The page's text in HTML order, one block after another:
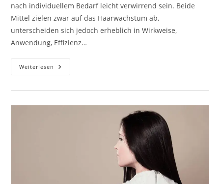
nach individuellem Bedarf leicht verwirrend sein. Beide
Mittel zielen zwar auf das Haarwachstum ab,
unterscheiden sich jedoch erheblich in Wirkweise,
Anwendung, Effizienz…
Weiterlesen Minoxidil
Oder
Besser